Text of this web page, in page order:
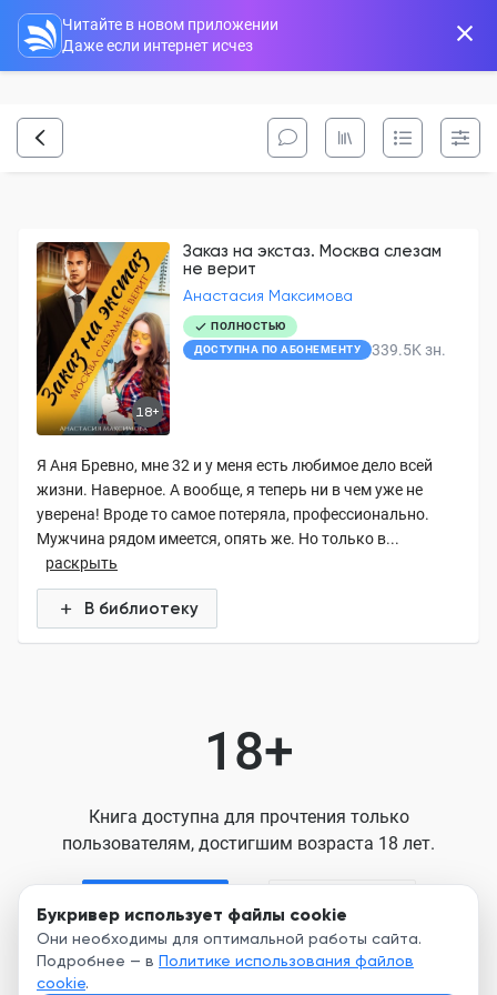
Букривер использует файлы cookie
Они необходимы для оптимальной работы сайта.
Подробнее — в Политике использования файлов
cookie.
Читайте в новом приложении
Даже если интернет исчез
18+
Заказ на экстаз. Москва слезам
не верит
Анастасия Максимова
ПОЛНОСТЬЮ
ДОСТУПНА ПО АБОНЕМЕНТУ
339.5K зн.
Я Аня Бревно, мне 32 и у меня есть любимое дело всей
жизни. Наверное. А вообще, я теперь ни в чем уже не
уверена! Вроде то самое потеряла, профессионально.
Мужчина рядом имеется, опять же. Но только в...
раскрыть
В библиотеку
18+
Книга доступна для прочтения только
пользователям, достигшим возраста 18 лет.
Нажимая кнопку, я принимаю условия